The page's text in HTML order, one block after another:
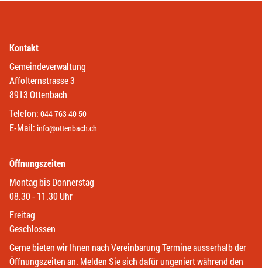
Kontakt
Gemeindeverwaltung
Affolternstrasse 3
8913 Ottenbach
Telefon: 044 763 40 50
E-Mail: info@ottenbach.ch
Öffnungszeiten
Montag bis Donnerstag
08.30 - 11.30 Uhr
Freitag
Geschlossen
Gerne bieten wir Ihnen nach Vereinbarung Termine ausserhalb der
Öffnungszeiten an. Melden Sie sich dafür ungeniert während den